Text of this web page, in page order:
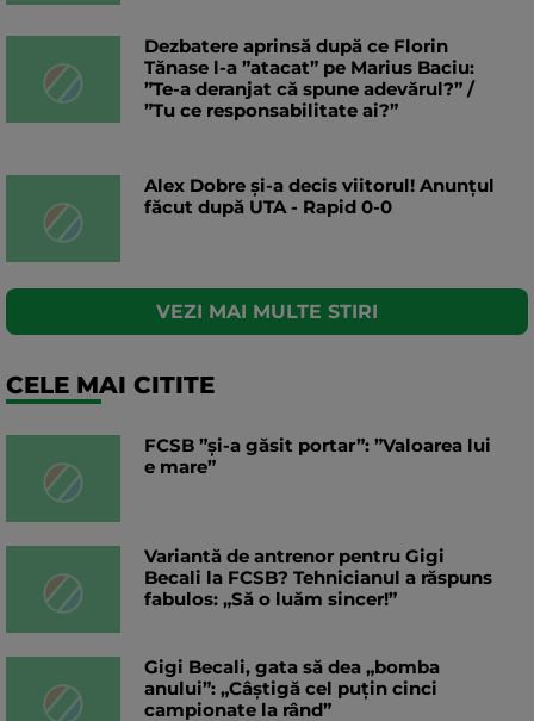
Dezbatere aprinsă după ce Florin
Tănase l-a ”atacat” pe Marius Baciu:
”Te-a deranjat că spune adevărul?” /
”Tu ce responsabilitate ai?”
Alex Dobre și-a decis viitorul! Anunțul
făcut după UTA - Rapid 0-0
VEZI MAI MULTE STIRI
CELE MAI CITITE
FCSB ”și-a găsit portar”: ”Valoarea lui
e mare”
Variantă de antrenor pentru Gigi
Becali la FCSB? Tehnicianul a răspuns
fabulos: „Să o luăm sincer!”
Gigi Becali, gata să dea „bomba
anului”: „Câștigă cel puțin cinci
campionate la rând”